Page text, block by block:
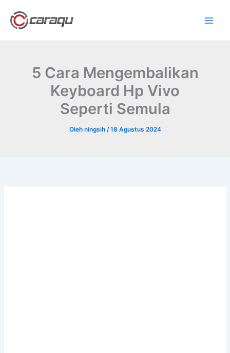
konten
5 Cara Mengembalikan
Keyboard Hp Vivo
Seperti Semula
Oleh ningsih /18 Agustus 2024